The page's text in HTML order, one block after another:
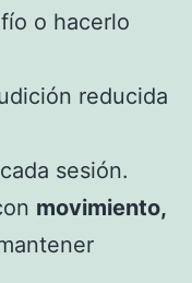
o hacerlo
reducida
sesión.
movimiento,